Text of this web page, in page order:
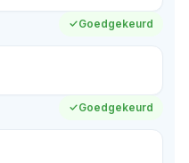
Goedgekeurd
Goedgekeurd